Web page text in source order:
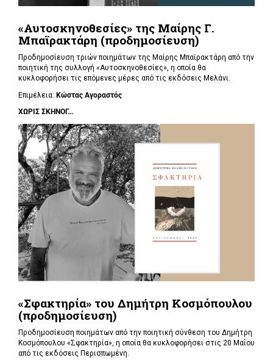
«Αυτοσκηνοθεσίες» της Μαίρης Γ.
Μπαϊρακτάρη (προδημοσίευση)
Προδημοσίευση τριών ποιημάτων της Μαίρης Μπαϊρακτάρη από την
ποιητική της συλλογή «Αυτοσκηνοθεσίες», η οποία θα
κυκλοφορήσει τις επόμενες μέρες από τις εκδόσεις Μελάνι.
Επιμέλεια: Κώστας Αγοραστός
ΧΩΡΙΣ ΣΚΗΝΟΓ...
«Σφακτηρία» του Δημήτρη Κοσμόπουλου
(προδημοσίευση)
Προδημοσίευση ποιημάτων από την ποιητική σύνθεση του Δημήτρη
Κοσμόπουλου «Σφακτηρία», η οποία θα κυκλοφορήσει στις 20 Μαΐου
από τις εκδόσεις Περισπωμένη.